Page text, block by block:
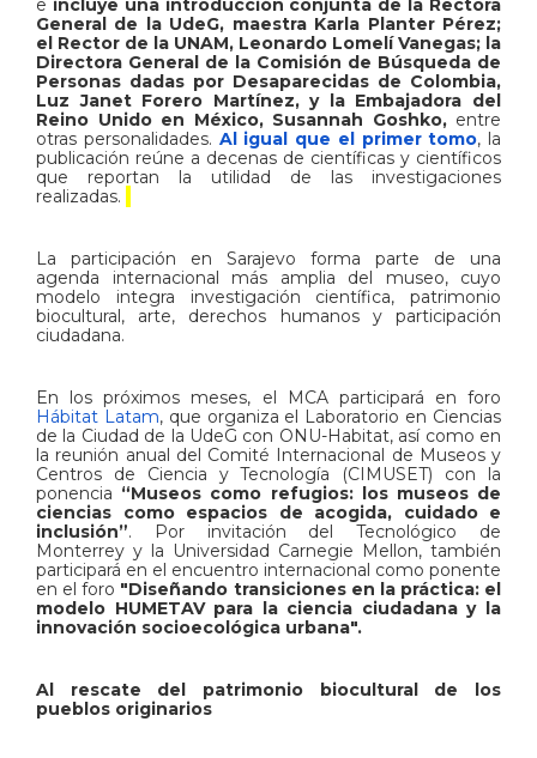
General de la UdeG, maestra Karla Planter Pérez;
el Rector de la UNAM, Leonardo Lomelí Vanegas; la
Directora General de la Comisión de Búsqueda de
Personas dadas por Desaparecidas de Colombia,
Luz Janet Forero Martínez, y la Embajadora del
Reino Unido en México, Susannah Goshko,entre
otras personalidades. Al igual que el primer tomo, la
publicación reúne a decenas de científicas y científicos
que reportan la utilidad de las investigaciones
realizadas.
La participación en Sarajevo forma parte de una
agenda internacional más amplia del museo, cuyo
modelo integra investigación científica, patrimonio
biocultural, arte, derechos humanos y participación
ciudadana.
En los próximos meses, el MCA participará en foro
Hábitat Latam, que organiza el Laboratorio en Ciencias
de la Ciudad de la UdeG con ONU-Habitat, así como en
la reunión anual del Comité Internacional de Museos y
Centros de Ciencia y Tecnología (CIMUSET) con la
ponencia “Museos como refugios: los museos de
ciencias como espacios de acogida, cuidado e
inclusión”. Por invitación del Tecnológico de
Monterrey y la Universidad Carnegie Mellon, también
participará en el encuentro internacional como ponente
en el foro "Diseñando transiciones en la práctica: el
modelo HUMETAV para la ciencia ciudadana y la
innovación socioecológica urbana".
Al rescate del patrimonio biocultural de los
pueblos originarios